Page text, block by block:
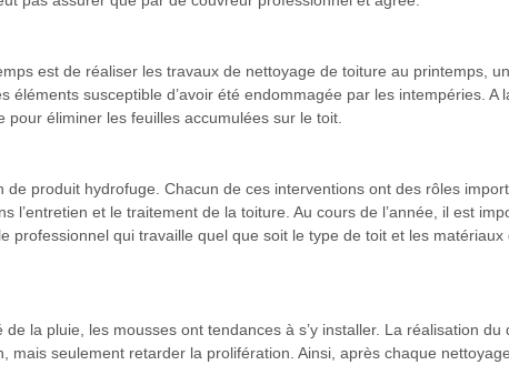
est de réaliser les travaux de nettoyage de toiture au printemps,
susceptible d’avoir été endommagée par les intempéries. A
éliminer les feuilles accumulées sur le toit.
produit hydrofuge. Chacun de ces interventions ont des rôles
et le traitement de la toiture. Au cours de l’année, il est
qui travaille quel que soit le type de toit et les matériaux
la pluie, les mousses ont tendances à s’y installer. La réalisation du
seulement retarder la prolifération. Ainsi, après chaque